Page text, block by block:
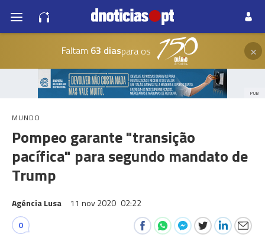
Faltam 63 diaspara os ×
PUB
MUNDO
Pompeo garante "transição
pacífica" para segundo mandato de
Trump
Agéncia Lusa 11 nov 2020 02:22
0